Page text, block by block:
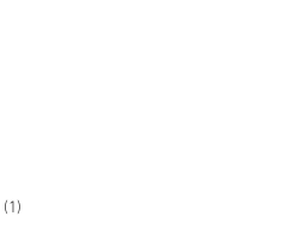
(1)